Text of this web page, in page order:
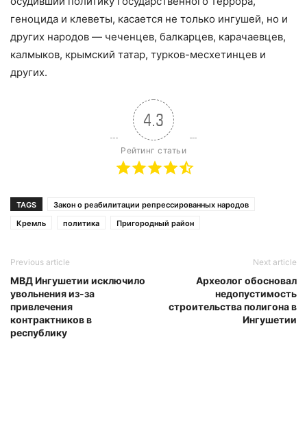
геноцида и клеветы, касается не только ингушей, но и
других народов — чеченцев, балкарцев, карачаевцев,
калмыков, крымский татар, турков-месхетинцев и
других.
4.3
Рейтинг статьи
TAGS
Закон о реабилитации репрессированных народов
Кремль
политика Пригородный район
Previous article
МВД Ингушетии исключило
увольнения из-за
привлечения
контрактников в
республику
Next article
Археолог обосновал
недопустимость
строительства полигона в
Ингушетии